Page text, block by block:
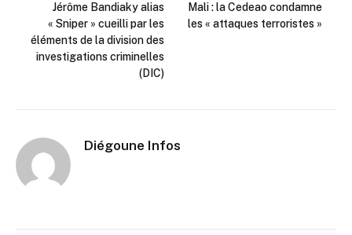
Jérôme Bandiaky alias
« Sniper » cueilli par les
éléments de la division des
investigations criminelles
(DIC)
Mali : la Cedeao condamne
les « attaques terroristes »
Diégoune Infos